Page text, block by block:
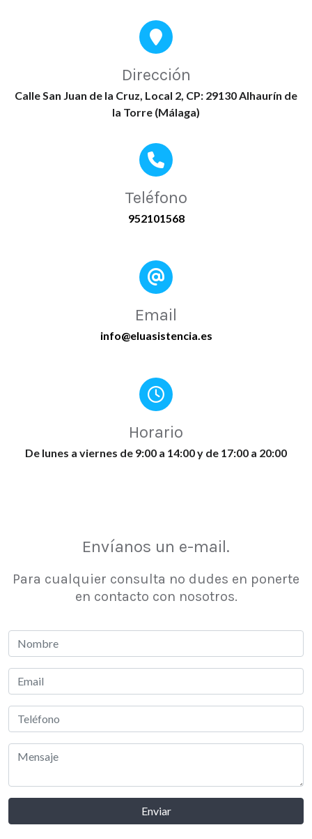
Dirección
Calle San Juan de la Cruz, Local 2, CP: 29130 Alhaurín de
la Torre (Málaga)
Teléfono
952101568
Email
info@eluasistencia.es
Horario
De lunes a viernes de 9:00 a 14:00 y de 17:00 a 20:00
Envíanos un e-mail.
Para cualquier consulta no dudes en ponerte
en contacto con nosotros.
Enviar